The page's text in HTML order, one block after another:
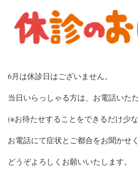
6月は休診日はございません。
当日いらっしゃる方は、お電話いた
(※お待たせすることをできるだけ少な
お電話にて症状とご都合をお聞かせ
どうぞよろしくお願いいたします。